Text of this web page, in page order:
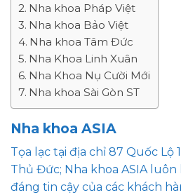
Nha khoa Pháp Việt
Nha khoa Bảo Việt
Nha khoa Tâm Đức
Nha Khoa Linh Xuân
Nha Khoa Nụ Cười Mới
Nha khoa Sài Gòn ST
Nha khoa ASIA
Tọa lạc tại địa chỉ 87 Quốc Lộ
Thủ Đức; Nha khoa ASIA
đáng tin cậy của các khách